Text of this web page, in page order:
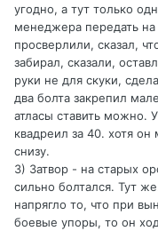
угодно, а тут только
менеджера передать
просверлили, сказал,
забирал, сказали,
руки не для скуки,
два болта закрепил
атласы ставить можно.
квадреил за 40. хотя
снизу.
3) Затвор - на старых
сильно болтался. Тут
напрягло то, что при
боевые упоры, то он